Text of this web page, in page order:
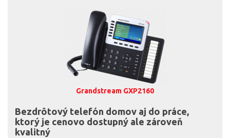
Grandstream GXP2160
Bezdrôtový telefón domov aj do práce,
ktorý je cenovo dostupný ale zároveň
kvalitný